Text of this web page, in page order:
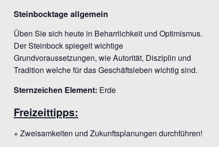
Steinbocktage allgemein
Üben Sie sich heute in Beharrlichkeit und Optimismus.
Der Steinbock spiegelt wichtige
Grundvoraussetzungen, wie Autorität, Disziplin und
Tradition welche für das Geschäftsleben wichtig sind.
Sternzeichen Element: Erde
Freizeittipps:
+ Zweisamkeiten und Zukunftsplanungen durchführen!